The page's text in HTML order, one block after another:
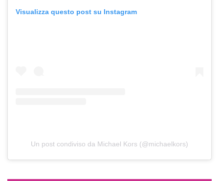
Visualizza questo post su Instagram
Un post condiviso da Michael Kors (@michaelkors)